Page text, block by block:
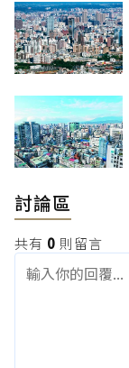
討論區
共有 0 則留言